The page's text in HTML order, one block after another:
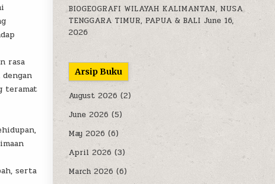
rasa
teramat
serta
BIOGEOGRAFI WILAYAH KALIMANTAN, NUSA
TENGGARA TIMUR, PAPUA & BALI June 16,
2026
Arsip Buku
August 2026 (2)
June 2026 (5)
May 2026 (6)
April 2026 (3)
March 2026 (6)